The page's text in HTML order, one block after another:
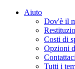
Aiuto
Dov'è il
Costi di
Opzioni
Contattaci
Tutti i